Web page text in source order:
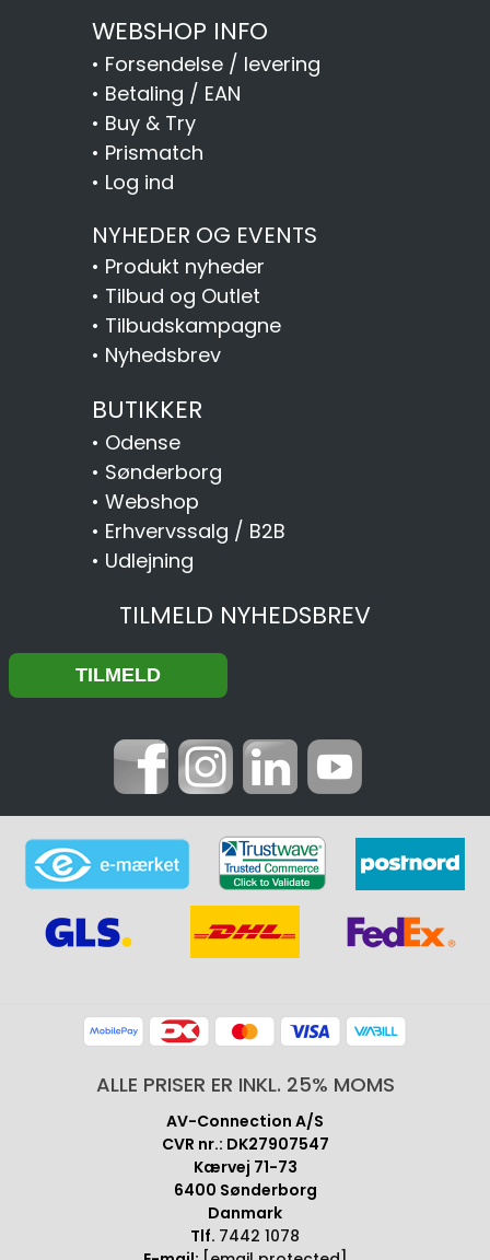
WEBSHOP INFO
• Forsendelse / levering
• Betaling / EAN
• Buy & Try
• Prismatch
• Log ind
NYHEDER OG EVENTS
• Produkt nyheder
• Tilbud og Outlet
• Tilbudskampagne
• Nyhedsbrev
BUTIKKER
• Odense
• Sønderborg
• Webshop
• Erhvervssalg / B2B
• Udlejning
TILMELD NYHEDSBREV
ALLE PRISER ER INKL. 25% MOMS
AV-Connection A/S
CVR nr.: DK27907547
Kærvej 71-73
6400 Sønderborg
Danmark
Tlf. 7442 1078